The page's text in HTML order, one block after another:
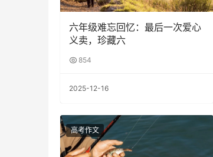
六年级难忘回忆：最后一次爱心
义卖，珍藏六
854
2025-12-16
高考作文